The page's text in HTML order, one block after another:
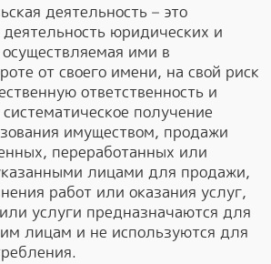
деятельность – это
юридических и
ими в
от своего имени, на свой риск
ответственность и
получение
имуществом, продажи
переработанных или
лицами для продажи,
работ или оказания услуг,
услуги предназначаются для
лицам и не используются для